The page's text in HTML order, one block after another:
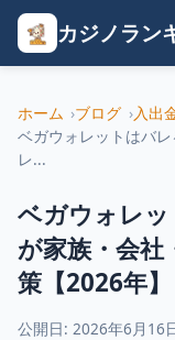
カジノラン
ホーム ブログ 入出
ベガウォレットはバ
レ...
ベガウォレ
が家族・会
策【2026年】
公開日: 2026年6月16